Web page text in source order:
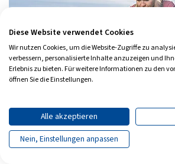
Absturzsicherung
Permanente
Diese Website verwendet Cookies
Wir nutzen Cookies, um die Website-Zugriffe zu
verbessern, personalisierte Inhalte anzuzeigen und
Erlebnis zu bieten. Für weitere Informationen zu den
öffnen Sie die Einstellungen.
Alle akzeptieren
Nein, Einstellungen anpassen